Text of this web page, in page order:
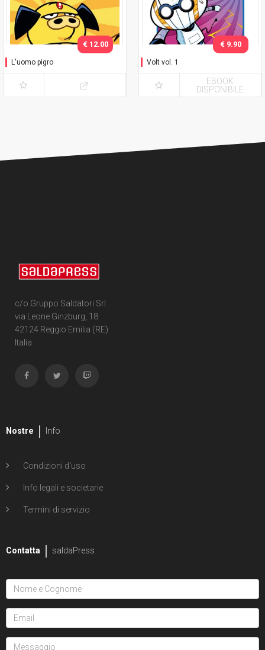
L'uomo pigro
€ 12.00
Volt vol. 1
€ 9.90
EBOOK
DISPONIBILE
c/o Gruppo Saldatori Srl
via Leone Ginzburg, 18
42124 Reggio Emilia (RE)
Italia
Nostre Info
Condizioni d'uso
Info legali e societarie
Termini di servizio
Contatta saldaPress